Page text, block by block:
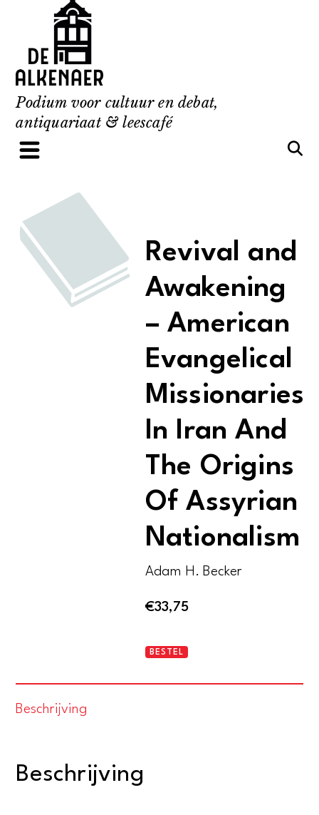
content
Podium voor cultuur en debat,
antiquariaat & leescafé
Revival and
Awakening
– American
Evangelical
Missionaries
In Iran And
The Origins
Of Assyrian
Nationalism
Adam H. Becker
€33,75
Revival
BESTEL
Beschrijving
Beschrijving